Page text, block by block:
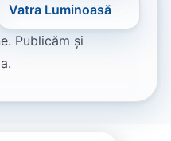
Vatra Luminoasă
Publicăm și